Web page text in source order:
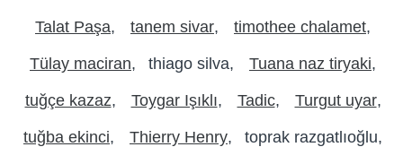
Talat Paşa tanem sivar timothee chalamet
Tülay maciran thiago silva Tuana naz tiryaki
tuğçe kazaz Toygar Işıklı Tadic Turgut uyar
tuğba ekinci Thierry Henry toprak razgatlıoğlu